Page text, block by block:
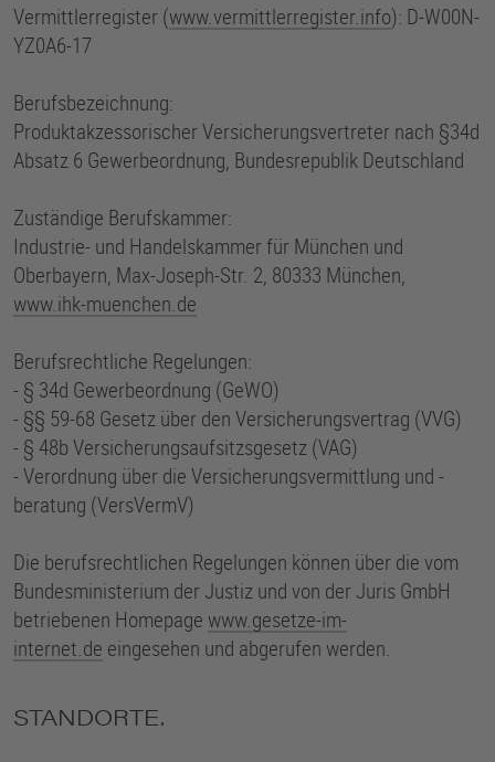
Vermittlerregister (www.vermittlerregister.info): D-W00N-
YZ0A6-17
Berufsbezeichnung:
Produktakzessorischer Versicherungsvertreter nach §34d
Absatz 6 Gewerbeordnung, Bundesrepublik Deutschland
Zuständige Berufskammer:
Industrie- und Handelskammer für München und
Oberbayern, Max-Joseph-Str. 2, 80333 München,
www.ihk-muenchen.de
Berufsrechtliche Regelungen:
- § 34d Gewerbeordnung (GeWO)
- §§ 59-68 Gesetz über den Versicherungsvertrag (VVG)
- § 48b Versicherungsaufsitzsgesetz (VAG)
- Verordnung über die Versicherungsvermittlung und -
beratung (VersVermV)
Die berufsrechtlichen Regelungen können über die vom
Bundesministerium der Justiz und von der Juris GmbH
betriebenen Homepage www.gesetze-im-
internet.de eingesehen und abgerufen werden.
STANDORTE.